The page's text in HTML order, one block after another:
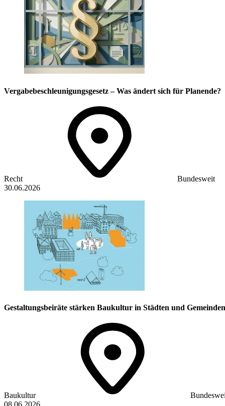
Vergabebeschleunigungsgesetz – Was ändert sich für Planende?
Recht
Bundesweit
30.06.2026
Gestaltungsbeiräte stärken Baukultur in Städten und Gemeinden
Baukultur